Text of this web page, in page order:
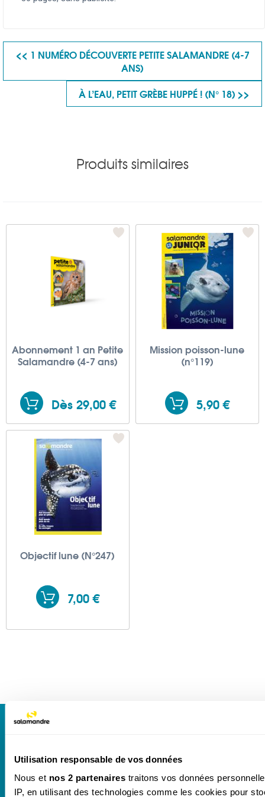
Utilisation responsable de vos données
Nous et nos 2 partenairestraitons vos données
IP, en utilisant des technologies comme les cookies pour
<< 1 NUMÉRO DÉCOUVERTE PETITE SALAMANDRE (4-7
ANS)
À L’EAU, PETIT GRÈBE HUPPÉ ! (N° 18) >>
Produits similaires
Abonnement 1 an Petite
Salamandre (4-7 ans)
Dès 29,00 €
Mission poisson-lune
(n°119)
5,90 €
Objectif lune (N°247)
7,00 €
boîte mail.